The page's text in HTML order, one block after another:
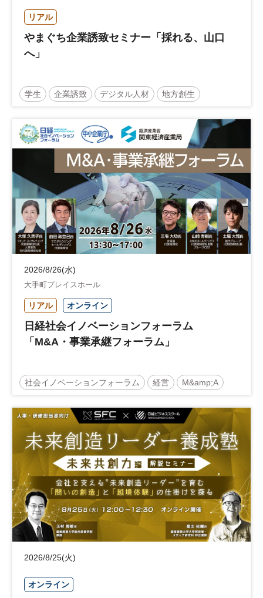
リアル
やまぐち企業誘致セミナー「採れる、山口
へ」
学生 企業誘致 デジタル人材 地方創生
地域活性化 自治体
2026/8/26(水)
大手町プレイスホール
リアル オンライン
日経社会イノベーションフォーラム
「M&A・事業承継フォーラム」
社会イノベーションフォーラム 経営 M&amp;A
事業承継 中堅中小企業
日経社会イノベーションフォーラム 参加無料
2026/8/25(火)
オンライン